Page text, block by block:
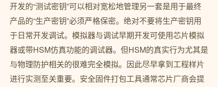
开发的“测试密钥”可以相对宽松地管理另一套是用于最终
产品的“生产密钥”必须严格保密。绝对不要将生产密钥用
于日常开发调试。模拟器与调试早期开发可使用芯片模拟
器或带HSM仿真功能的调试器。但HSM的真实行为尤其是
与物理防护相关的很难完全模拟。因此尽早拿到工程样片
进行实测至关重要。安全固件打包工具通常芯片厂商会提